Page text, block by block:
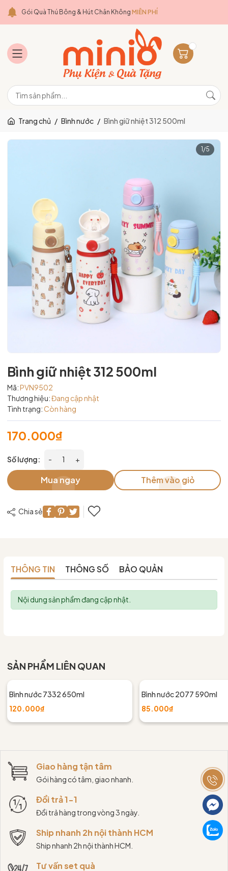
Gói Quà Thú Bông & Hút Chân Không MIỄN PHÍ
Trang chủ / Bình nước / Bình giữ nhiệt 312 500ml
1 /5
Bình giữ nhiệt 312 500ml
Mã:PVN9502
Thương hiệu:Đang cập nhật
Tình trạng:Còn hàng
170.000₫
Số lượng: - +
Mua ngay Thêm vào giỏ
Chia sẻ
THÔNG TIN THÔNG SỐ BẢO QUẢN
Nội dung sản phẩm đang cập nhật.
SẢN PHẨM LIÊN QUAN
Bình nước 7332 650ml
120.000₫
Bình nước 2077 590ml
85.000₫
Giao hàng tận tâm
Gói hàng có tâm, giao nhanh.
Đổi trả 1-1
Đổi trả hàng trong vòng 3 ngày.
Ship nhanh 2h nội thành HCM
Ship nhanh 2h nội thành HCM.
Tư vấn set quà